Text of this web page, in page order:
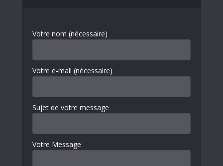
Votre nom (nécessaire)
Votre e-mail (nécessaire)
Sujet de votre message
Votre Message